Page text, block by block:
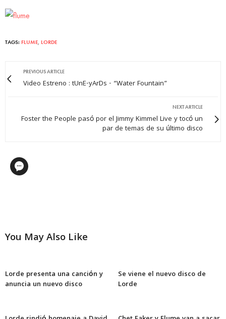
TAGS: FLUME LORDE
PREVIOUS ARTICLE
Video Estreno : tUnE-yArDs - “Water Fountain”
NEXT ARTICLE
Foster the People pasó por el Jimmy Kimmel Live y tocó un
par de temas de su último disco
You May Also Like
Lorde presenta una canción y
anuncia un nuevo disco
Se viene el nuevo disco de
Lorde